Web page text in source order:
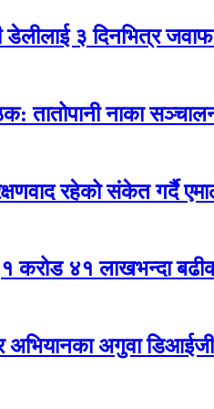
३ दिनभित्र जवाफ
तातोपानी नाका
रहेको संकेत गर्दै
६१ करोड ४१ लाखभन्दा
अभियानका अगुवा